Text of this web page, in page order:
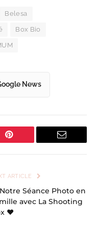
Belesa
Box Bio
News
Pinterest Email
ARTICLE
Séance Photo en
avec La Shooting
♥